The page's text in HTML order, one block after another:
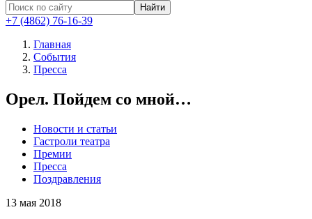
Найти
+7 (4862) 76-16-39
Главная
События
Пресса
Орел. Пойдем со мной…
Новости и статьи
Гастроли театра
Премии
Пресса
Поздравления
13 мая 2018